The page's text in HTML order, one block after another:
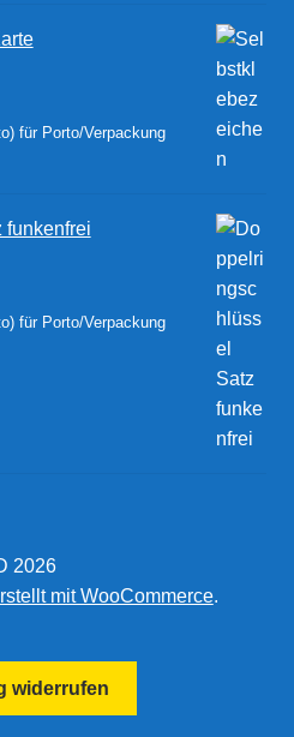
für Porto/Verpackung
funkenfrei
für Porto/Verpackung
2026
mit WooCommerce.
widerrufen